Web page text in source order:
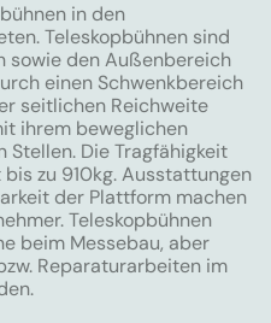
in den
Teleskopbühnen sind
sowie den Außenbereich
einen Schwenkbereich
seitlichen Reichweite
ihrem beweglichen
Stellen. Die Tragfähigkeit
zu 910kg. Ausstattungen
der Plattform machen
Teleskopbühnen
beim Messebau, aber
Reparaturarbeiten im